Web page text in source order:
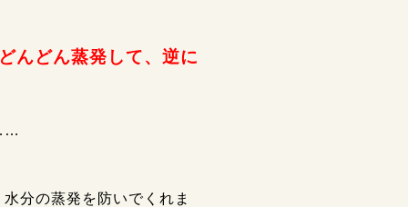
んどん蒸発して、逆に
分の蒸発を防いでくれま